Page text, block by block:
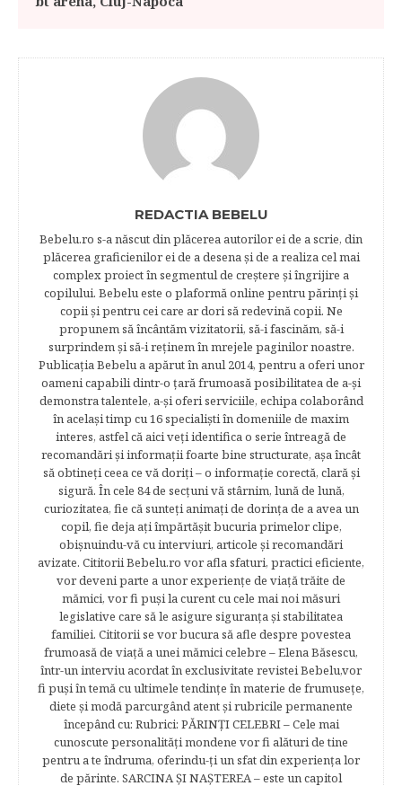
REDACTIA BEBELU
Bebelu.ro s-a născut din plăcerea autorilor ei de a scrie, din
plăcerea graficienilor ei de a desena şi de a realiza cel mai
complex proiect în segmentul de creştere şi îngrijire a
copilului. Bebelu este o plaformă online pentru părinţi şi
copii şi pentru cei care ar dori să redevină copii. Ne
propunem să încântăm vizitatorii, să-i fascinăm, să-i
surprindem şi să-i reţinem în mrejele paginilor noastre.​
Publicația Bebelu a apărut în anul 2014, pentru a oferi unor
oameni capabili dintr-o ţară frumoasă posibilitatea de a-şi
demonstra talentele, a-şi oferi serviciile, echipa colaborând
în acelaşi timp cu 16 specialişti în domeniile de maxim
interes, astfel că aici veţi identifica o serie întreagă de
recomandări şi informaţii foarte bine structurate, aşa încât
să obtineţi ceea ce vă doriţi – o informaţie corectă, clară şi
sigură. În cele 84 de secțuni vă stârnim, lună de lună,
curiozitatea, fie că sunteţi animaţi de dorinţa de a avea un
copil, fie deja aţi împărtăşit bucuria primelor clipe,
obişnuindu-vă cu interviuri, articole şi recomandări
avizate. Cititorii Bebelu.ro vor afla sfaturi, practici eficiente,
vor deveni parte a unor experienţe de viaţă trăite de
mămici, vor fi puşi la curent cu cele mai noi măsuri
legislative care să le asigure siguranţa şi stabilitatea
familiei. Cititorii se vor bucura să afle despre povestea
frumoasă de viață a unei mămici celebre – Elena Băsescu,
într-un interviu acordat în exclusivitate revistei Bebelu,vor
fi puşi în temă cu ultimele tendinţe în materie de frumuseţe,
diete şi modă parcurgând atent şi rubricile permanente
începând cu: Rubrici: PĂRINŢI CELEBRI – Cele mai
cunoscute personalităţi mondene vor fi alături de tine
pentru a te îndruma, oferindu-ţi un sfat din experienţa lor
de părinte. SARCINA ŞI NAŞTEREA – este un capitol